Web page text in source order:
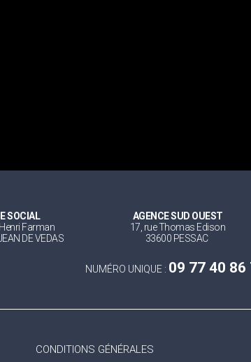
SOCIAL
Farman
DE VEDAS
AGENCE SUD OUEST
17, rue Thomas Edison
33600 PESSAC
NUMÉRO UNIQUE : 09 77 40 86
CONDITIONS GÉNÉRALES